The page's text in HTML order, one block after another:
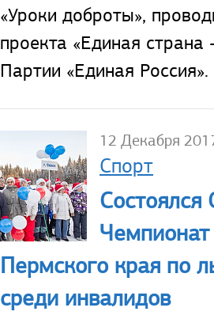
«Уроки доброты»,
проекта «Единая страна
Партии «Единая Россия».
12 Декабря
Спорт
Чемпионат
Пермского края по
среди инвалидов